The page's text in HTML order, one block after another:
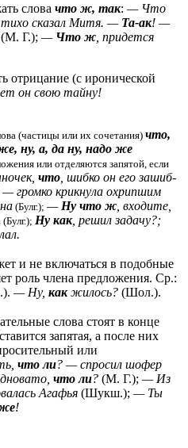
слова что ж, так: — Что
сказал Митя. — Та-ак! —
(М. Г.); — Что ж , придется
отрицание (с иронической
он свою тайну!
(частицы или их сочетания) что,
ну, а, да ну, надо же
или отделяются запятой, если
что , шибко он его зашиб-
— громко крикнула охрипшим
(Булг.); — Ну что ж , входите,
(Булг.); Ну как, решил задачу?;
и не включаться в подобные
роль члена предложения. Ср.:
— Ну, какжилось? (Шол.).
слова стоят в конце
запятая, а после них
или
что ли? — спросил шофер
что ли? (М. Г.); — Из
Агафья (Шукш.); — Ты
!